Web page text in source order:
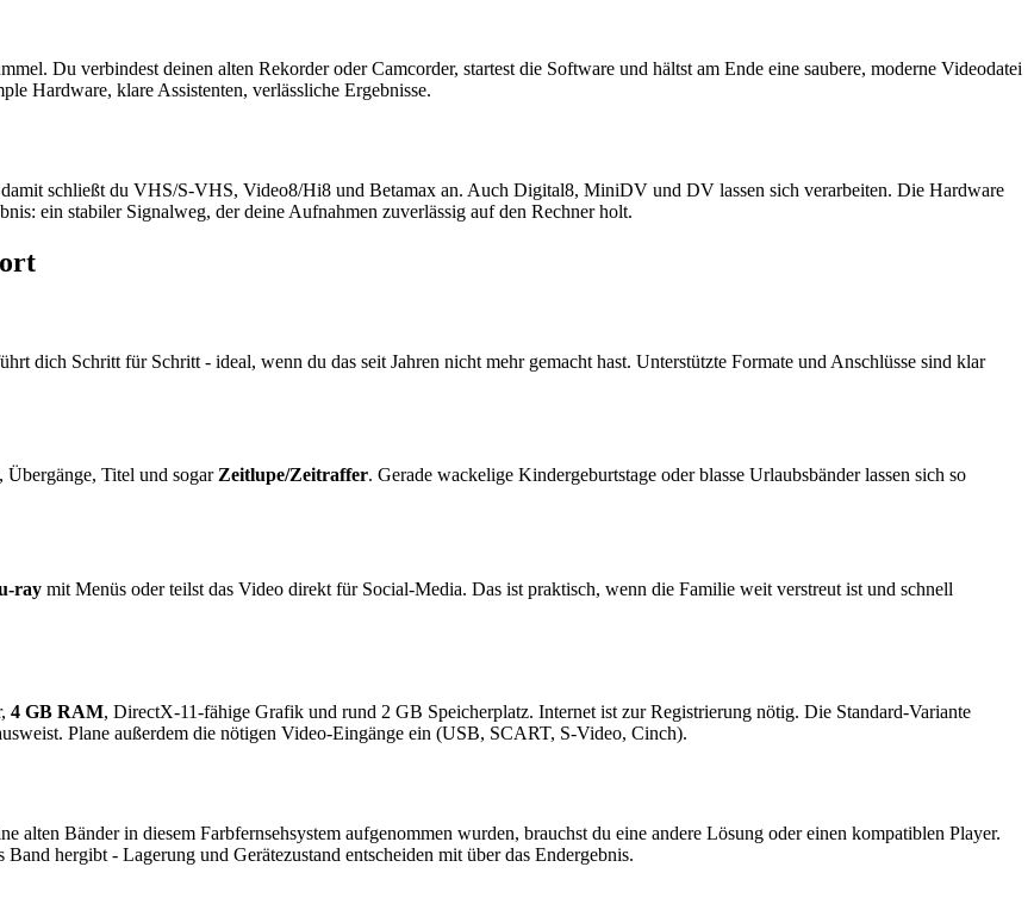
Du verbindest deinen alten Rekorder oder Camcorder, startest die Software und hältst am Ende eine saubere, moderne Videodatei
Hardware, klare Assistenten, verlässliche Ergebnisse.
schließt du VHS/S-VHS, Video8/Hi8 und Betamax an. Auch Digital8, MiniDV und DV lassen sich verarbeiten. Die Hardware
ein stabiler Signalweg, der deine Aufnahmen zuverlässig auf den Rechner holt.
dich Schritt für Schritt - ideal, wenn du das seit Jahren nicht mehr gemacht hast. Unterstützte Formate und Anschlüsse sind klar
, Übergänge, Titel und sogarZeitlupe/Zeitraffer. Gerade wackelige Kindergeburtstage oder blasse Urlaubsbänder lassen sich so
ray mit Menüs oder teilst das Video direkt für Social-Media. Das ist praktisch, wenn die Familie weit verstreut ist und schnell
4 GB RAM, DirectX-11-fähige Grafik und rund 2 GB Speicherplatz. Internet ist zur Registrierung nötig. Die Standard-Variante
Plane außerdem die nötigen Video-Eingänge ein (USB, SCART, S-Video, Cinch).
alten Bänder in diesem Farbfernsehsystem aufgenommen wurden, brauchst du eine andere Lösung oder einen kompatiblen Player.
hergibt - Lagerung und Gerätezustand entscheiden mit über das Endergebnis.